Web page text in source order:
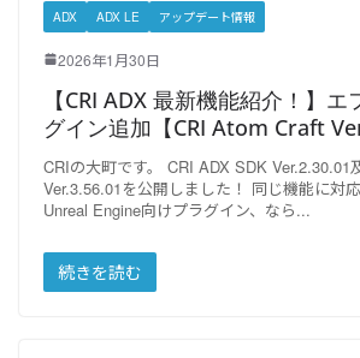
ADX ADX LE アップデート情報
2026年1月30日
【CRI ADX 最新機能紹介！】エ
グイン追加【CRI Atom Craft
CRIの大町です。 CRI ADX SDK Ver.2.30.01
Ver.3.56.01を公開しました！ 同じ機能に対
Unreal Engine向けプラグイン、なら
続きを読む